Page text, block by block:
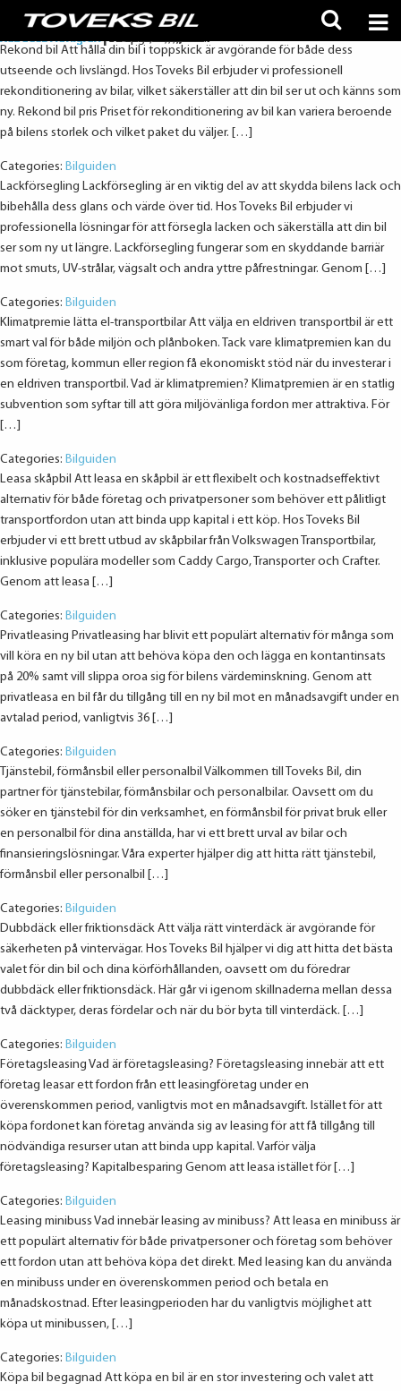
Category Archives: Bilguiden
Rekond bil
Rebecca Nohlgren |12 mars, 2025
Rekond bil Att hålla din bil i toppskick är avgörande för både dess
utseende och livslängd. Hos Toveks Bil erbjuder vi professionell
rekonditionering av bilar, vilket säkerställer att din bil ser ut och känns som
ny. Rekond bil pris Priset för rekonditionering av bil kan variera beroende
på bilens storlek och vilket paket du väljer. […]
Categories: Bilguiden
Lackförsegling
Rebecca Nohlgren |30 december, 2024
Lackförsegling Lackförsegling är en viktig del av att skydda bilens lack och
bibehålla dess glans och värde över tid. Hos Toveks Bil erbjuder vi
professionella lösningar för att försegla lacken och säkerställa att din bil
ser som ny ut längre. Lackförsegling fungerar som en skyddande barriär
mot smuts, UV-strålar, vägsalt och andra yttre påfrestningar. Genom […]
Categories: Bilguiden
Klimatpremie
Rebecca Nohlgren |10 december, 2024
Klimatpremie lätta el-transportbilar Att välja en eldriven transportbil är ett
smart val för både miljön och plånboken. Tack vare klimatpremien kan du
som företag, kommun eller region få ekonomiskt stöd när du investerar i
en eldriven transportbil. Vad är klimatpremien? Klimatpremien är en statlig
subvention som syftar till att göra miljövänliga fordon mer attraktiva. För
[…]
Categories: Bilguiden
Leasa Skåpbil
Rebecca Nohlgren |10 december, 2024
Leasa skåpbil Att leasa en skåpbil är ett flexibelt och kostnadseffektivt
alternativ för både företag och privatpersoner som behöver ett pålitligt
transportfordon utan att binda upp kapital i ett köp. Hos Toveks Bil
erbjuder vi ett brett utbud av skåpbilar från Volkswagen Transportbilar,
inklusive populära modeller som Caddy Cargo, Transporter och Crafter.
Genom att leasa […]
Categories: Bilguiden
Privatleasing
Rebecca Nohlgren |9 december, 2024
Privatleasing Privatleasing har blivit ett populärt alternativ för många som
vill köra en ny bil utan att behöva köpa den och lägga en kontantinsats
på 20% samt vill slippa oroa sig för bilens värdeminskning. Genom att
privatleasa en bil får du tillgång till en ny bil mot en månadsavgift under en
avtalad period, vanligtvis 36 […]
Categories: Bilguiden
Tjänstebil, förmånsbil eller personalbil
Rebecca Nohlgren |13 november, 2024
Tjänstebil, förmånsbil eller personalbil Välkommen till Toveks Bil, din
partner för tjänstebilar, förmånsbilar och personalbilar. Oavsett om du
söker en tjänstebil för din verksamhet, en förmånsbil för privat bruk eller
en personalbil för dina anställda, har vi ett brett urval av bilar och
finansieringslösningar. Våra experter hjälper dig att hitta rätt tjänstebil,
förmånsbil eller personalbil […]
Categories: Bilguiden
Dubbdäck eller friktionsdäck
Rebecca Nohlgren |14 oktober, 2024
Dubbdäck eller friktionsdäck Att välja rätt vinterdäck är avgörande för
säkerheten på vintervägar. Hos Toveks Bil hjälper vi dig att hitta det bästa
valet för din bil och dina körförhållanden, oavsett om du föredrar
dubbdäck eller friktionsdäck. Här går vi igenom skillnaderna mellan dessa
två däcktyper, deras fördelar och när du bör byta till vinterdäck. […]
Categories: Bilguiden
Företagsleasing
Rebecca Nohlgren |5 september, 2024
Företagsleasing Vad är företagsleasing? Företagsleasing innebär att ett
företag leasar ett fordon från ett leasingföretag under en
överenskommen period, vanligtvis mot en månadsavgift. Istället för att
köpa fordonet kan företag använda sig av leasing för att få tillgång till
nödvändiga resurser utan att binda upp kapital. Varför välja
företagsleasing? Kapitalbesparing Genom att leasa istället för […]
Categories: Bilguiden
Leasing minibuss
Rebecca Nohlgren |5 september, 2024
Leasing minibuss Vad innebär leasing av minibuss? Att leasa en minibuss är
ett populärt alternativ för både privatpersoner och företag som behöver
ett fordon utan att behöva köpa det direkt. Med leasing kan du använda
en minibuss under en överenskommen period och betala en
månadskostnad. Efter leasingperioden har du vanligtvis möjlighet att
köpa ut minibussen, […]
Categories: Bilguiden
Köpa bil begagnad
Rebecca Nohlgren |13 augusti, 2024
Köpa bil begagnad Att köpa en bil är en stor investering och valet att